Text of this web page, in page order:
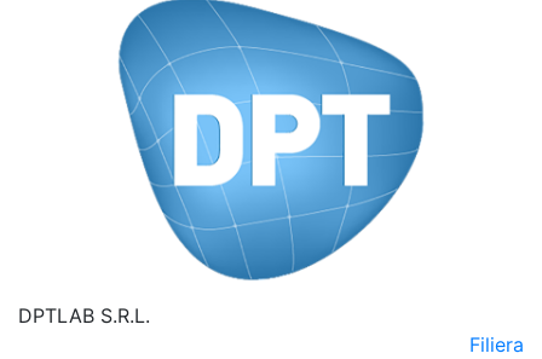
DPTLAB S.R.L.
Filiera